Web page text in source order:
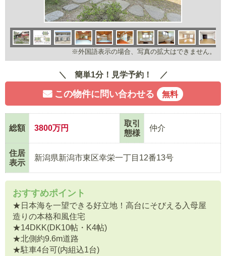
総額 3800万円
取引
態様
仲介
住居
表示
新潟県新潟市東区幸栄一丁目12番13号
簡単1分！見学予約！
この物件に問い合わせる 無料
※外国語表示の場合、写真の拡大はできません。
おすすめポイント
★日本海を一望できる好立地！高台にそびえる入母屋
造りの本格和風住宅
★14DKK(DK10帖・K4帖)
★北側約9.6m道路
★駐車4台可(内組込1台)